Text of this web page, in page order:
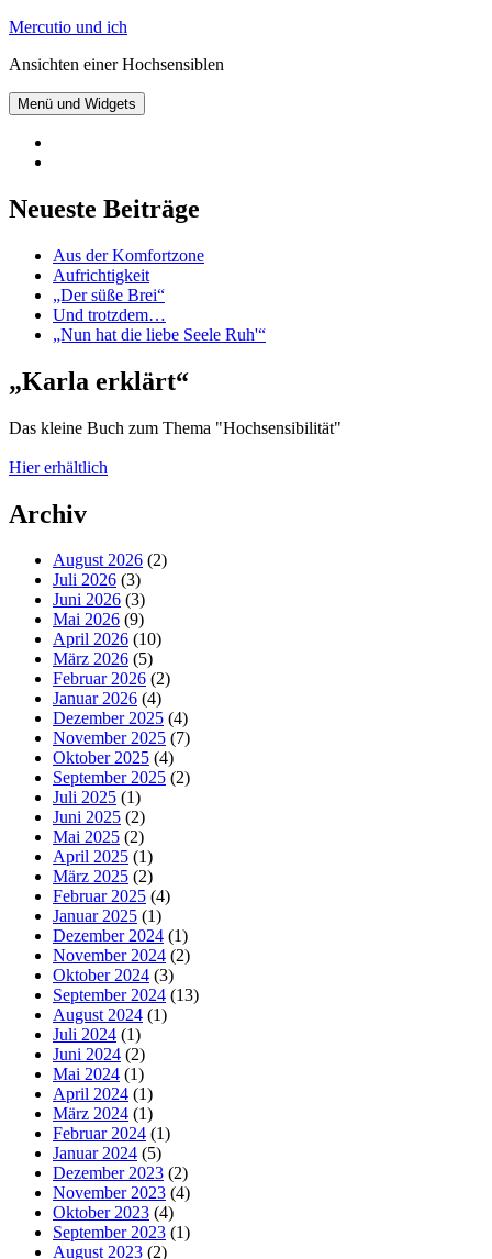
Zum
springen
Mercutio und ich
Ansichten einer Hochsensiblen
Menü und Widgets
Neueste Beiträge
Aus der Komfortzone
Aufrichtigkeit
„Der süße Brei“
Und trotzdem…
„Nun hat die liebe Seele Ruh'“
„Karla erklärt“
Das kleine Buch zum Thema "Hochsensibilität"
Hier erhältlich
Archiv
August 2026 (2)
Juli 2026 (3)
Juni 2026 (3)
Mai 2026 (9)
April 2026 (10)
März 2026 (5)
Februar 2026 (2)
Januar 2026 (4)
Dezember 2025 (4)
November 2025 (7)
Oktober 2025 (4)
September 2025 (2)
Juli 2025 (1)
Juni 2025 (2)
Mai 2025 (2)
April 2025 (1)
März 2025 (2)
Februar 2025 (4)
Januar 2025 (1)
Dezember 2024 (1)
November 2024 (2)
Oktober 2024 (3)
September 2024 (13)
August 2024 (1)
Juli 2024 (1)
Juni 2024 (2)
Mai 2024 (1)
April 2024 (1)
März 2024 (1)
Februar 2024 (1)
Januar 2024 (5)
Dezember 2023 (2)
November 2023 (4)
Oktober 2023 (4)
September 2023 (1)
August 2023 (2)